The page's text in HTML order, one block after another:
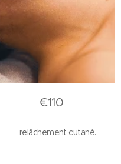
€110
relâchement cutané.